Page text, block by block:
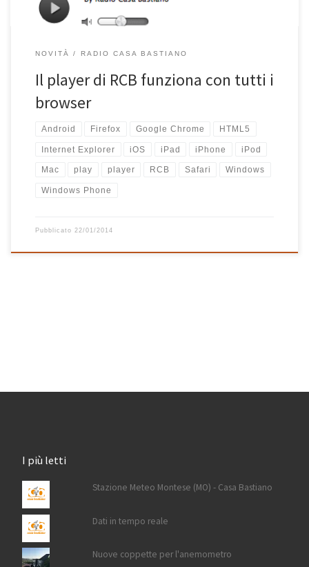
NOVITÀ RADIO CASA BASTIANO
Il player di RCB funziona con tutti i
browser
Android Firefox Google Chrome HTML5
Internet Explorer iOS iPad iPhone iPod
Mac play player RCB Safari Windows
Windows Phone
Pubblicato 22/01/2014
I più letti
Stazione Meteo Montese (MO) - Casa Bastiano
Dati in tempo reale
Nuove coppette per l'anemometro